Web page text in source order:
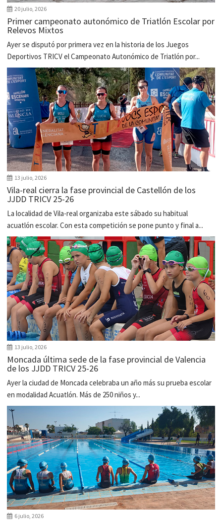
20 julio, 2026
Primer campeonato autonómico de Triatlón Escolar por
Relevos Mixtos
Ayer se disputó por primera vez en la historia de los Juegos
Deportivos TRICV el Campeonato Autonómico de Triatlón por...
13 julio, 2026
Vila-real cierra la fase provincial de Castellón de los
JJDD TRICV 25-26
La localidad de Vila-real organizaba este sábado su habitual
acuatlón escolar. Con esta competición se pone punto y final a...
13 julio, 2026
Moncada última sede de la fase provincial de Valencia
de los JJDD TRICV 25-26
Ayer la ciudad de Moncada celebraba un año más su prueba escolar
en modalidad Acuatlón. Más de 250 niños y...
6 julio, 2026